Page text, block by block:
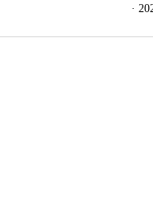
·